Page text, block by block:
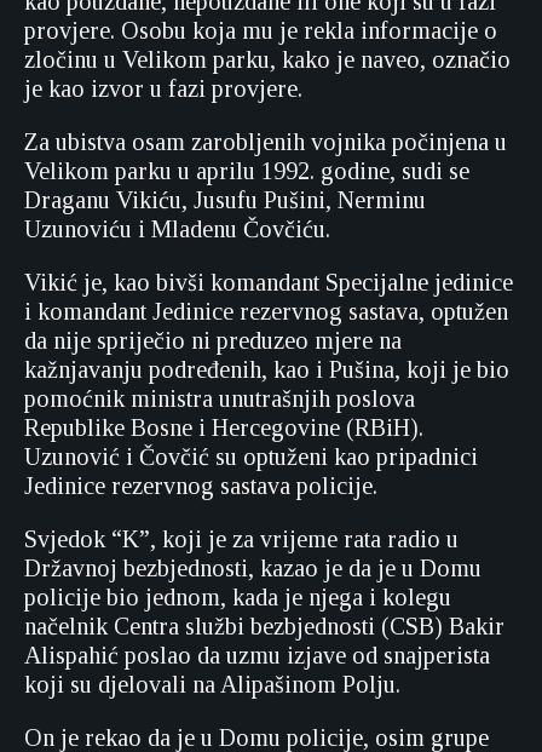
provjere. Osobu koja mu je rekla informacije o
zločinu u Velikom parku, kako je naveo, označio
je kao izvor u fazi provjere.
Za ubistva osam zarobljenih vojnika počinjena u
Velikom parku u aprilu 1992. godine, sudi se
Draganu Vikiću, Jusufu Pušini, Nerminu
Uzunoviću i Mladenu Čovčiću.
Vikić je, kao bivši komandant Specijalne jedinice
i komandant Jedinice rezervnog sastava, optužen
da nije spriječio ni preduzeo mjere na
kažnjavanju podređenih, kao i Pušina, koji je bio
pomoćnik ministra unutrašnjih poslova
Republike Bosne i Hercegovine (RBiH).
Uzunović i Čovčić su optuženi kao pripadnici
Jedinice rezervnog sastava policije.
Svjedok “K”, koji je za vrijeme rata radio u
Državnoj bezbjednosti, kazao je da je u Domu
policije bio jednom, kada je njega i kolegu
načelnik Centra službi bezbjednosti (CSB) Bakir
Alispahić poslao da uzmu izjave od snajperista
koji su djelovali na Alipašinom Polju.
On je rekao da je u Domu policije, osim grupe